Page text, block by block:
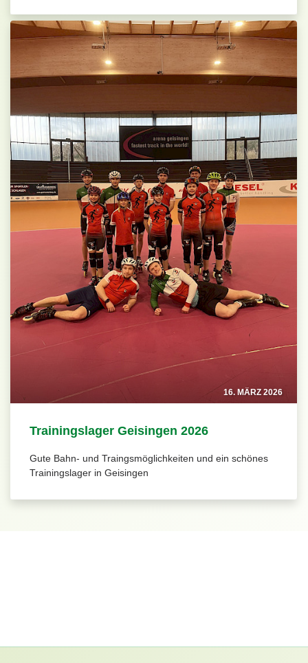
16. MÄRZ 2026
Trainingslager Geisingen 2026
Gute Bahn- und Traingsmöglichkeiten und ein schönes
Trainingslager in Geisingen